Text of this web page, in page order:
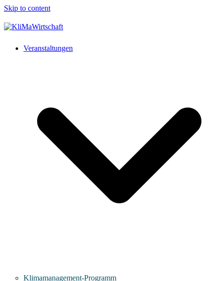
Skip to content
Veranstaltungen
Klimamanagement-Programm